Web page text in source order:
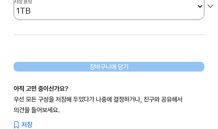
저장 용량
장바구니에 담기
아직 고민 중이신가요?
우선 모든 구성을 저장해 두었다가 나중에 결정하거나, 친구와 공유해서
의견을 들어보세요.
저장